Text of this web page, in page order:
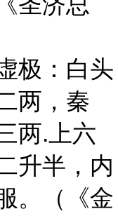
：白头
两，秦
两.上六
升半，内
。（《金